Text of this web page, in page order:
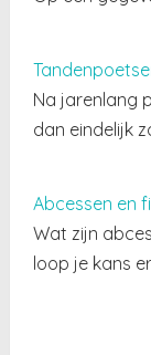
Na jarenlang
dan eindelijk
Abcessen en
Wat zijn
loop je kans